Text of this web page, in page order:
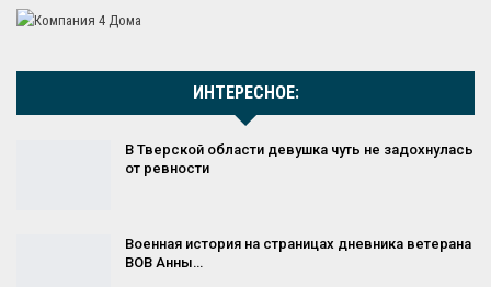
ИНТЕРЕСНОЕ:
В Тверской области девушка чуть не задохнулась
от ревности
Военная история на страницах дневника ветерана
ВОВ Анны…